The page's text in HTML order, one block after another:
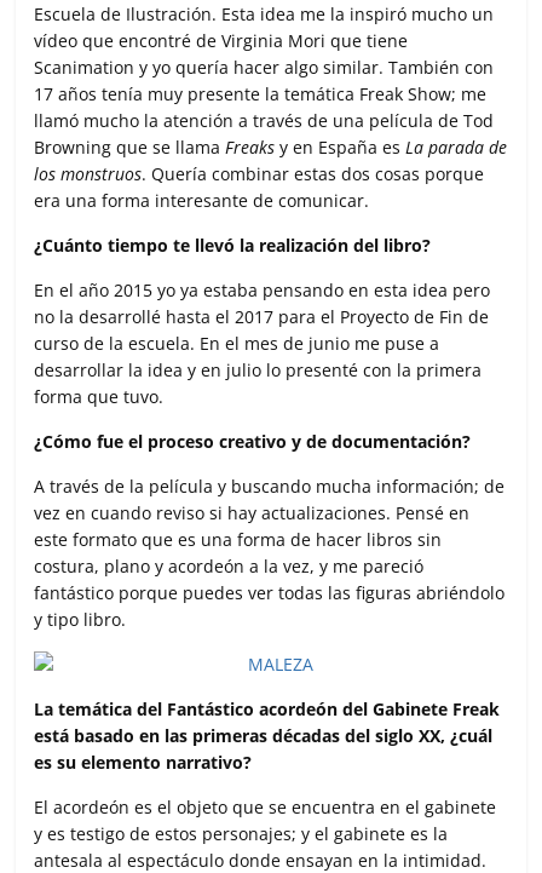
Escuela de Ilustración. Esta idea me la inspiró mucho un
vídeo que encontré de Virginia Mori que tiene
Scanimation y yo quería hacer algo similar. También con
17 años tenía muy presente la temática Freak Show; me
llamó mucho la atención a través de una película de Tod
Browning que se llama Freaks y en España es La parada de
los monstruos. Quería combinar estas dos cosas porque
era una forma interesante de comunicar.
¿Cuánto tiempo te llevó la realización del libro?
En el año 2015 yo ya estaba pensando en esta idea pero
no la desarrollé hasta el 2017 para el Proyecto de Fin de
curso de la escuela. En el mes de junio me puse a
desarrollar la idea y en julio lo presenté con la primera
forma que tuvo.
¿Cómo fue el proceso creativo y de documentación?
A través de la película y buscando mucha información; de
vez en cuando reviso si hay actualizaciones. Pensé en
este formato que es una forma de hacer libros sin
costura, plano y acordeón a la vez, y me pareció
fantástico porque puedes ver todas las figuras abriéndolo
y tipo libro.
La temática del Fantástico acordeón del Gabinete Freak
está basado en las primeras décadas del siglo XX, ¿cuál
es su elemento narrativo?
El acordeón es el objeto que se encuentra en el gabinete
y es testigo de estos personajes; y el gabinete es la
antesala al espectáculo donde ensayan en la intimidad.